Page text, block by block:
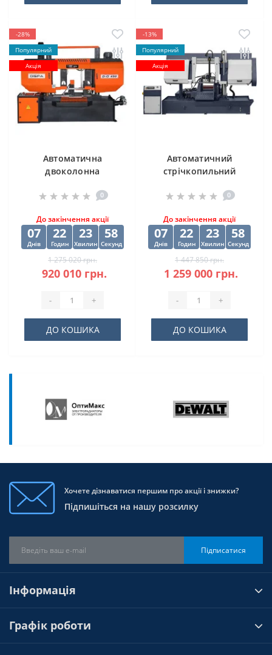
-28%
Популярний
Акція
Автоматична
двоколонна
DISPA MAKINA D-O
0
До закінчення акції
07
Днів
22
Годин
23
Хвилин
57
Секунд
1 275 020 грн.
920 010 грн.
- +
ДО КОШИКА
-13%
Популярний
Акція
Автоматичний
стрічкопильний
500SA
0
До закінчення акції
07
Днів
22
Годин
23
Хвилин
57
Секунд
1 447 850 грн.
1 259 000 грн.
- +
ДО КОШИКА
Хочете дізнаватися першим про акції і знижки?
Підпишіться на нашу розсилку
Підписатися
Інформація
Графік роботи